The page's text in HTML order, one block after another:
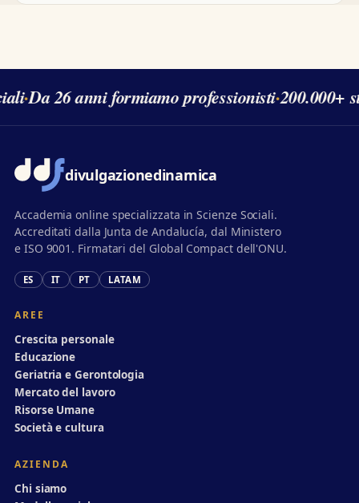
·Da 26 anni formiamo professionisti·200.000+
divulgazionedinamica
Accademia online specializzata in Scienze Sociali.
Accreditati dalla Junta de Andalucía, dal Ministero
e ISO 9001. Firmatari del Global Compact dell'ONU.
ES IT PT LATAM
AREE
Crescita personale
Educazione
Geriatria e Gerontologia
Mercato del lavoro
Risorse Umane
Società e cultura
AZIENDA
Chi siamo